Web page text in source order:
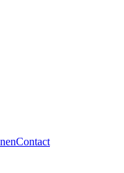
Contact